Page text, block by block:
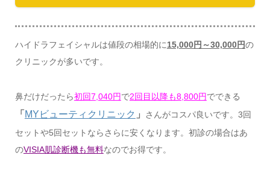
ハイドラフェイシャルは値段の相場的に15,000円～30,000円の
クリニックが多いです。
鼻だけだったら初回7,040円で2回目以降も8,800円でできる
「 MYビューティクリニック 」
さんがコスパ良いです。3回
セットや5回セットならさらに安くなります。初診の場合はあ
のVISIA肌診断機も無料なのでお得です。